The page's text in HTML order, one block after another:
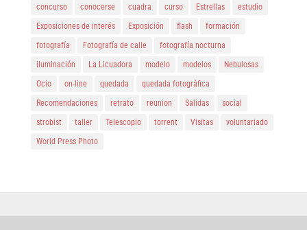
concurso
conocerse cuadra curso Estrellas
estudio
Exposiciones de interés
Exposición flash
formación
fotografía
Fotografía de calle
fotografía nocturna
iluminación
La Licuadora modelo modelos
Nebulosas
Ocio
on-line quedada
quedada fotográfica
Recomendaciones
retrato reunion Salidas
social
strobist
taller Telescopio torrent Visitas
voluntariado
World Press Photo